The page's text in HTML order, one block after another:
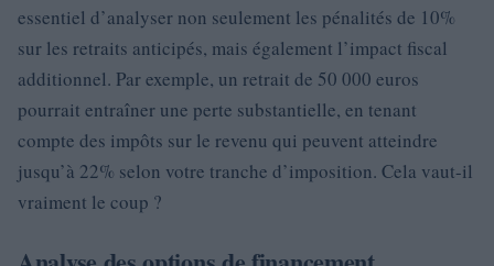
essentiel d’analyser non seulement les pénalités de 10%
sur les retraits anticipés, mais également l’impact fiscal
additionnel. Par exemple, un retrait de 50 000 euros
pourrait entraîner une perte substantielle, en tenant
compte des impôts sur le revenu qui peuvent atteindre
jusqu’à 22% selon votre tranche d’imposition. Cela vaut-il
vraiment le coup ?